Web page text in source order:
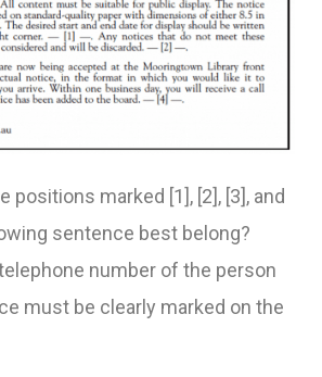
positions marked [1], [2], [3], and
sentence best belong?
number of the person
must be clearly marked on the